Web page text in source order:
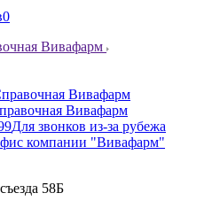
0
Вивафарм
Вивафарм
Вивафарм
Для звонков из-за рубежа
компании "Вивафарм"
58Б